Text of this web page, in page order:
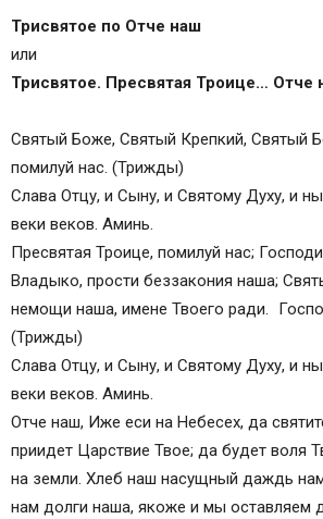
Трисвятое по Отче наш
или
Трисвятое. Пресвятая Троице… Отче
Святый Боже, Святый Крепкий, Святый
помилуй нас. (Трижды)
Слава Отцу, и Сыну, и Святому Духу, и
веки веков. Аминь.
Пресвятая Троице, помилуй нас;
Владыко, прости беззакония наша;
немощи наша, имене Твоего ради.
(Трижды)
Слава Отцу, и Сыну, и Святому Духу, и
веки веков. Аминь.
Отче наш, Иже еси на Небесех, да
приидет Царствие Твое; да будет воля
на земли. Хлеб наш насущный даждь
нам долги наша, якоже и мы оставляем